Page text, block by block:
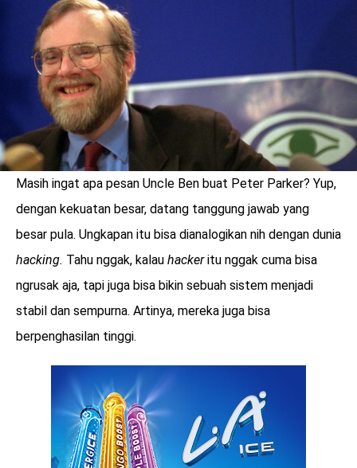
benefit
menarik
Masih ingat apa pesan Uncle Ben buat Peter Parker? Yup,
dengan kekuatan besar, datang tanggung jawab yang
besar pula. Ungkapan itu bisa dianalogikan nih dengan dunia
hacking. Tahu nggak, kalau hackeritu nggak cuma bisa
ngrusak aja, tapi juga bisa bikin sebuah sistem menjadi
stabil dan sempurna. Artinya, mereka juga bisa
berpenghasilan tinggi.